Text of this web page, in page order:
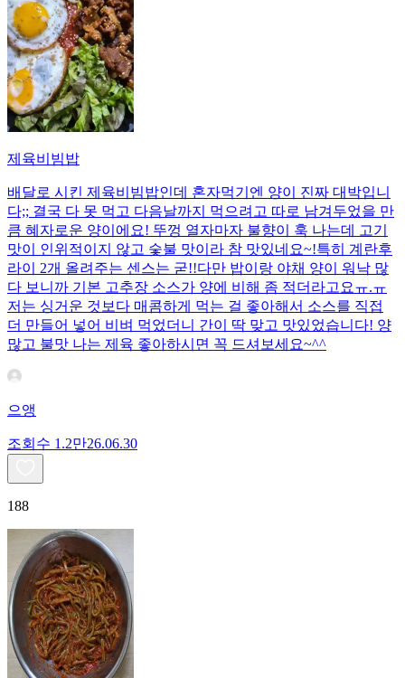
제육비빔밥
배달로 시킨 제육비빔밥인데 혼자먹기엔 양이 진짜 대박입니
다;; 결국 다 못 먹고 다음날까지 먹으려고 따로 남겨두었을 만
큼 혜자로운 양이에요! 뚜껑 열자마자 불향이 훅 나는데 고기
맛이 인위적이지 않고 숯불 맛이라 참 맛있네요~!특히 계란후
라이 2개 올려주는 센스는 굳!! ​다만 밥이랑 야채 양이 워낙 많
다 보니까 기본 고추장 소스가 양에 비해 좀 적더라고요ㅠ.ㅠ
저는 싱거운 것보다 매콤하게 먹는 걸 좋아해서 소스를 직접
더 만들어 넣어 비벼 먹었더니 간이 딱 맞고 맛있었습니다! 양
많고 불맛 나는 제육 좋아하시면 꼭 드셔보세요~^^
으앵
조회수 1.2만26.06.30
188